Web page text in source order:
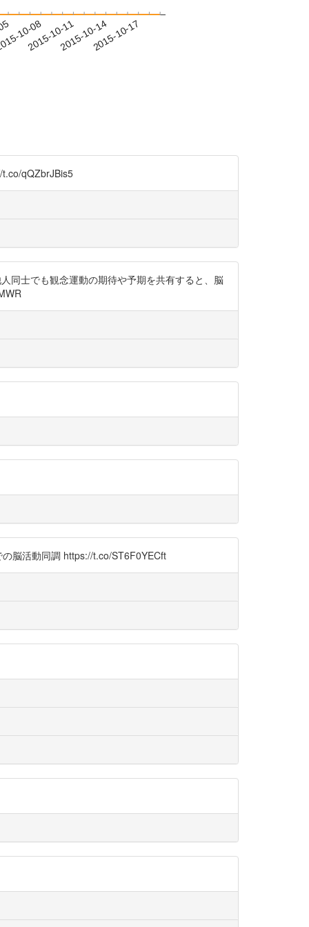
10-08
2015-10-112015-10-142015-10-17
qQZbrJBis5
同士でも観念運動の期待や予期を共有すると、脳
脳活動同調 https://t.co/ST6F0YECft